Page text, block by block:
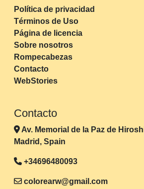
Política de privacidad
Términos de Uso
Página de licencia
Sobre nosotros
Rompecabezas
Contacto
WebStories
Contacto
Av. Memorial de la Paz de
Madrid, Spain
+34696480093
colorearw@gmail.com